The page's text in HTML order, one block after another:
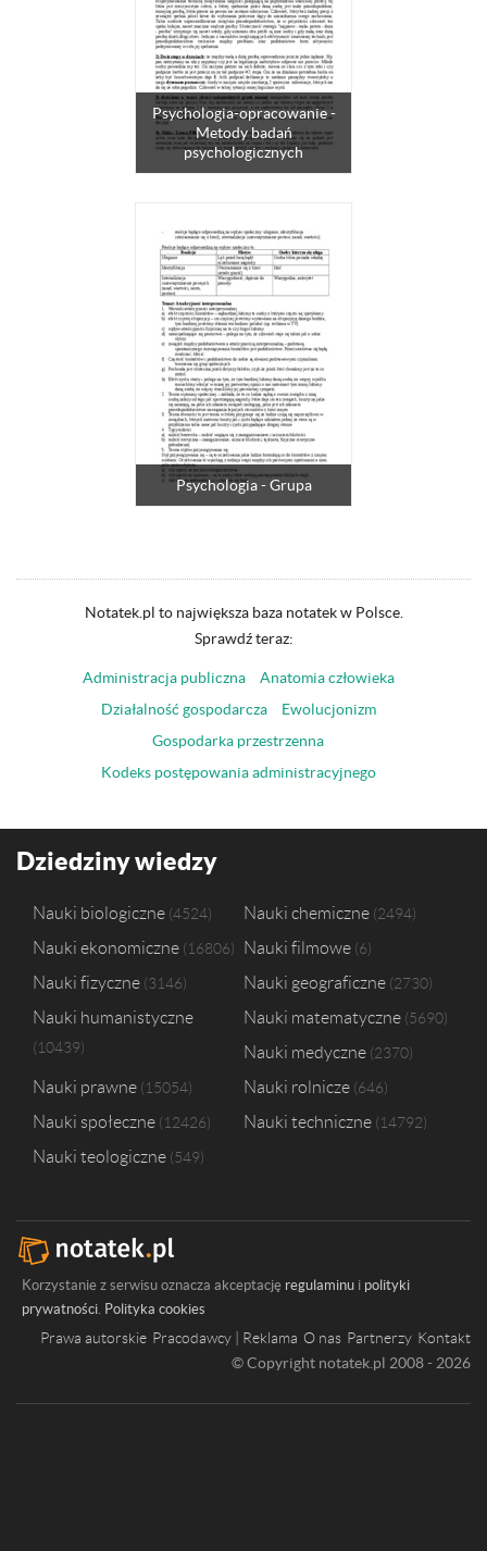
Psychologia-opracowanie -
Metody badań
psychologicznych
Psychologia - Grupa
Notatek.pl to największa baza notatek w Polsce.
Sprawdź teraz:
Administracja publiczna
Anatomia człowieka
Działalność gospodarcza
Ewolucjonizm
Gospodarka przestrzenna
Kodeks postępowania administracyjnego
Dziedziny wiedzy
Nauki biologiczne 4524 Nauki chemiczne 2494
Nauki ekonomiczne 16806 Nauki filmowe 6
Nauki fizyczne 3146 Nauki geograficzne 2730
Nauki humanistyczne
10439
Nauki matematyczne 5690
Nauki medyczne 2370
Nauki prawne 15054 Nauki rolnicze 646
Nauki społeczne 12426 Nauki techniczne 14792
Nauki teologiczne 549
Korzystanie z serwisu oznacza akceptację regulaminu i polityki
prywatności. Polityka cookies
Prawa autorskie Pracodawcy | Reklama O nas Partnerzy Kontakt
© Copyright notatek.pl 2008 - 2026